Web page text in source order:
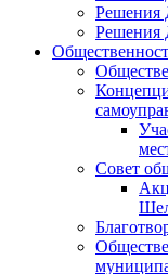
Решения
Решения
Совет